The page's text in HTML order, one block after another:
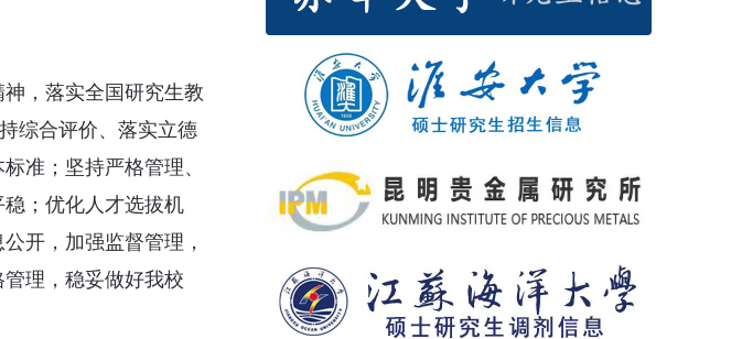
，落实全国研究生教
综合评价、落实立德
准；坚持严格管理、
；优化人才选拔机
开，加强监督管理，
理，稳妥做好我校